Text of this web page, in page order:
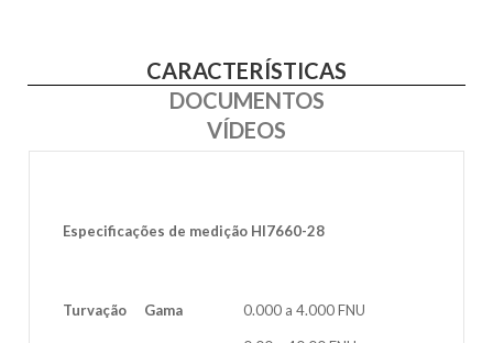
CARACTERÍSTICAS
DOCUMENTOS
VÍDEOS
Especificações de medição HI7660-28
Turvação Gama 0.000 a 4.000 FNU